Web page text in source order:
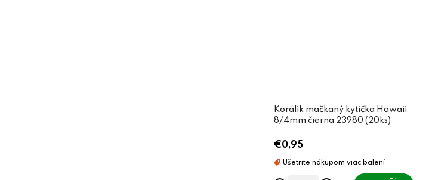
Korálik mačkaný kytička Hawaii
8/4mm čierna 23980 (20ks)
€0,95